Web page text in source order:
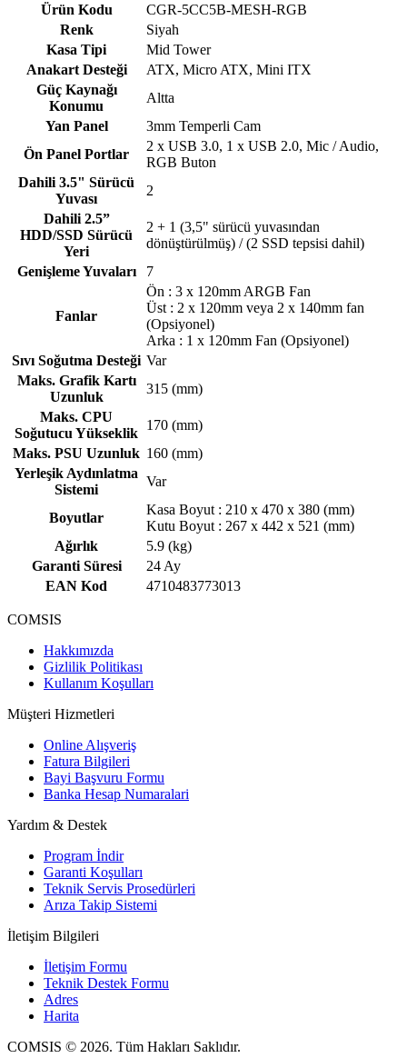
Ürün Kodu
CGR-5CC5B-MESH-RGB
Renk
Siyah
Kasa Tipi
Mid Tower
Anakart Desteği
ATX, Micro ATX, Mini ITX
Güç Kaynağı
Konumu
Altta
Yan Panel
3mm Temperli Cam
Ön Panel Portlar
2 x USB 3.0, 1 x USB 2.0, Mic / Audio,
RGB Buton
Dahili 3.5" Sürücü
Yuvası
2
Dahili 2.5”
HDD/SSD Sürücü
Yeri
2 + 1 (3,5" sürücü yuvasından
dönüştürülmüş) / (2 SSD tepsisi dahil)
Genişleme Yuvaları
7
Fanlar
Ön : 3 x 120mm ARGB Fan
Üst : 2 x 120mm veya 2 x 140mm fan
(Opsiyonel)
Arka : 1 x 120mm Fan (Opsiyonel)
Sıvı Soğutma Desteği Var
Maks. Grafik Kartı
Uzunluk
315 (mm)
Maks. CPU
Soğutucu Yükseklik
170 (mm)
Maks. PSU Uzunluk 160 (mm)
Yerleşik Aydınlatma
Sistemi
Var
Boyutlar
Kasa Boyut : 210 x 470 x 380 (mm)
Kutu Boyut : 267 x 442 x 521 (mm)
Ağırlık
5.9 (kg)
Garanti Süresi
24 Ay
EAN Kod
4710483773013
COMSIS
Hakkımızda
Gizlilik Politikası
Kullanım Koşulları
Müşteri Hizmetleri
Online Alışveriş
Fatura Bilgileri
Bayi Başvuru Formu
Banka Hesap Numaralari
Yardım & Destek
Program İndir
Garanti Koşulları
Teknik Servis Prosedürleri
Arıza Takip Sistemi
İletişim Bilgileri
İletişim Formu
Teknik Destek Formu
Adres
Harita
COMSIS © 2026. Tüm Hakları Saklıdır.